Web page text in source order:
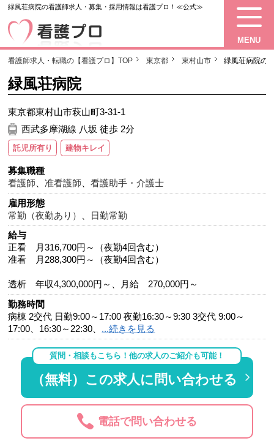
緑風荘病院の看護師求人・募集・採用情報は看護プロ！≪公式≫
MENU
看護師求人・転職の【看護プロ】TOP 東京都 東村山市 緑風荘病院の
緑風荘病院
東京都東村山市萩山町3-31-1
西武多摩湖線 八坂 徒歩 2分
託児所有り 建物キレイ
募集職種
看護師 、准看護師 、看護助手・介護士
雇用形態
常勤（夜勤あり）
日勤常勤
給与
正看 月316,700円～（夜勤4回含む）
准看 月288,300円～（夜勤4回含む）
透析 年収4,300,000円～、月給 270,000円～
勤務時間
病棟 2交代 日勤9:00～17:00 夜勤16:30～9:30 3交代 9:00～
17:00、16:30～22:30、 ...続きを見る
質問・相談もこちら！他の求人のご紹介も可能！
（無料）この求人に問い合わせる
電話で問い合わせる